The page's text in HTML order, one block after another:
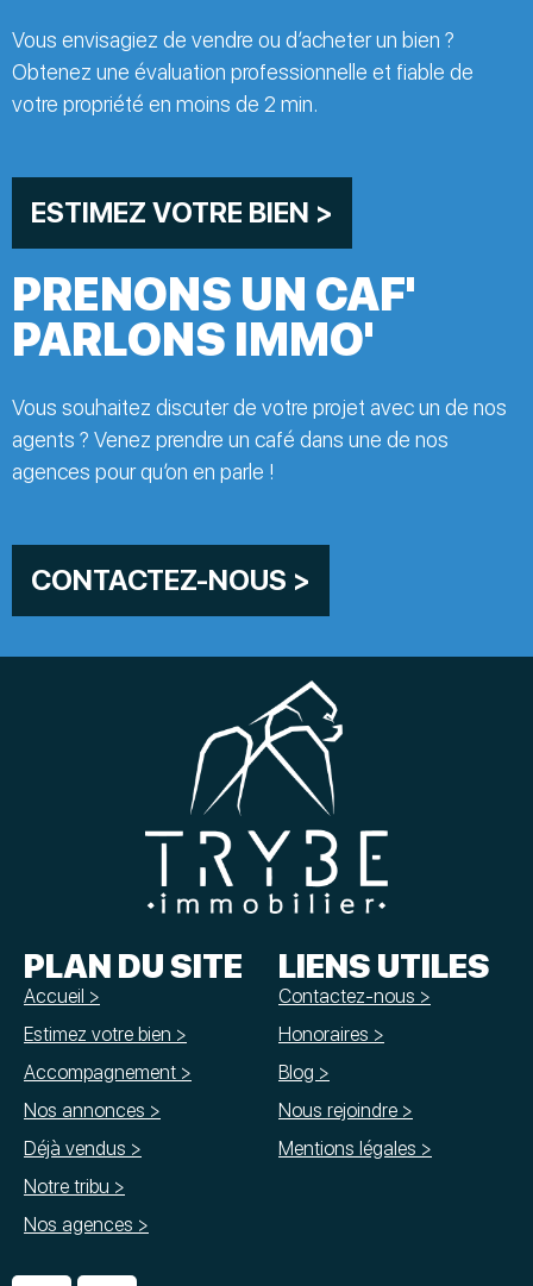
PRENONS UN CAF'
PARLONS IMMO'
Vous souhaitez discuter de votre projet avec un de nos
agents ? Venez prendre un café dans une de nos
agences pour qu’on en parle !
CONTACTEZ-NOUS >
Vous envisagiez de vendre ou d’acheter un bien ?
Obtenez une évaluation professionnelle et fiable de
votre propriété en moins de 2 min.
ESTIMEZ VOTRE BIEN >
PLAN DU SITE
Accueil >
Estimez votre bien >
Accompagnement >
Nos annonces >
Déjà vendus >
Notre tribu >
Nos agences >
LIENS UTILES
Contactez-nous >
Honoraires >
Blog >
Nous rejoindre >
Mentions légales >